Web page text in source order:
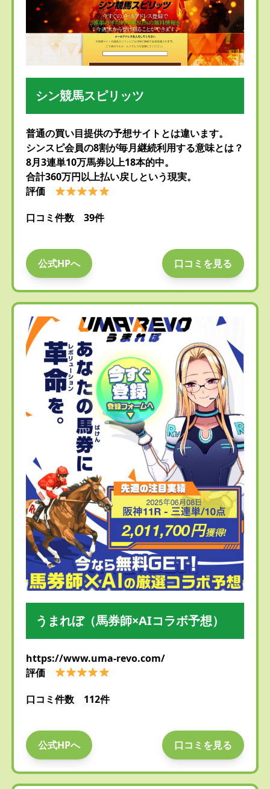
シン競馬スピリッツ
普通の買い目提供の予想サイトとは違います。
シンスピ会員の8割が毎月継続利用する意味とは？
8月3連単10万馬券以上18本的中。
合計360万円以上払い戻しという現実。
評価
口コミ件数 39件
公式HPへ 口コミを見る
うまれぼ（馬券師×AIコラボ予想）
https://www.uma-revo.com/
評価
口コミ件数 112件
公式HPへ 口コミを見る